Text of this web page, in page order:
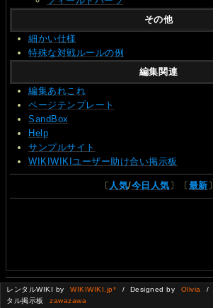
その他
細かい仕様
特殊な対戦ルールの例
編集関連
編集あれこれ
ページテンプレート
SandBox
Help
サンプルサイト
WIKIWIKIユーザー助け合い掲示板
〔 人気/今日人気 〕〔 最新 〕
レンタルWIKI by WIKIWIKI.jp* / Designed by Olivia /
タル掲示板
zawazawa